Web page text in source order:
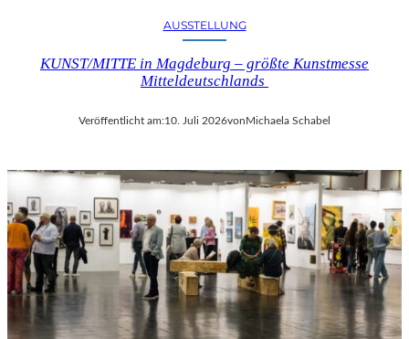
AUSSTELLUNG
KUNST/MITTE in Magdeburg – größte Kunstmesse
Mitteldeutschlands
Veröffentlicht am:10. Juli 2026vonMichaela Schabel